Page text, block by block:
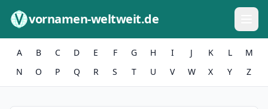
vornamen-weltweit.de
A B C D E F G H I J K L
M
N
O P Q R S T U V W X Y Z